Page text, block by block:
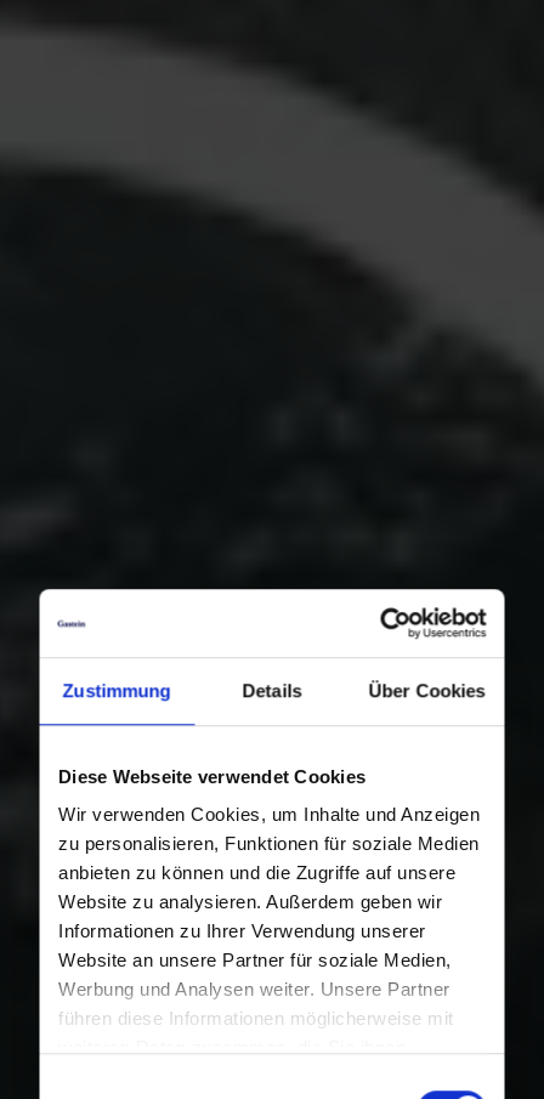
Zustimmung Details Über Cookies
Diese Webseite verwendet Cookies
Wir verwenden Cookies, um Inhalte und Anzeigen
zu personalisieren, Funktionen für soziale Medien
anbieten zu können und die Zugriffe auf unsere
Website zu analysieren. Außerdem geben wir
Informationen zu Ihrer Verwendung unserer
Website an unsere Partner für soziale Medien,
Werbung und Analysen weiter. Unsere Partner
führen diese Informationen möglicherweise mit